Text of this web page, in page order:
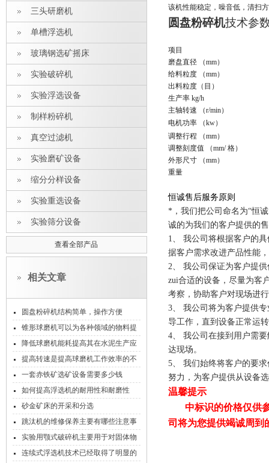
三头研磨机
单槽浮选机
玻璃钢选矿摇床
实验破碎机
实验浮选设备
制样粉碎机
真空过滤机
实验磨矿设备
缩分分样设备
实验重选设备
实验筛分设备
查看全部产品
相关文章
圆盘粉碎机结构简单，操作方便
锥形球磨机可以为各种领域的物料提
供高效的细磨服务
降低球磨机能耗提高其在水泥生产应
用中的效率
提高转速是提高球磨机工作效率的不
二法则
一套赤铁矿选矿设备需要多少钱
如何提高浮选机的耐用性和耐磨性
砂金矿床的开采和分选
跳汰机的维修保养主要有哪些注意事
项？
实验用颚式破碎机主要用于对固体物
料进行破碎和粉碎
连续式浮选机技术已经取得了明显的
该机性能稳定，噪音低，清扫
圆盘粉碎机技术参
项 目
磨盘直径 （mm）
给料粒度 （mm）
出料粒度 （ 目 ）
生产率 kg/h
主轴转速 （r/min）
电机功率 （kw）
调整行程 （mm）
调整刻度值 （mm/格）
外形尺寸 （mm）
重量
恒诚售后服务原则
*，我们把公司命名为“恒
诚的为我们的客户提供的
1、 我公司将根据客户的
据客户需求改进产品性能
2、 我公司保证为客户提
zui合适的设备，尽量为客
考察，协助客户对现场进
3、 我公司将为客户提供
导工作，直到设备正常运转
4、 我公司在接到用户需
达现场。
5、 我们始终将客户的要
努力，为客户提供从设
温馨提示
中标识的价格仅供
司将为您提供竭诚周到